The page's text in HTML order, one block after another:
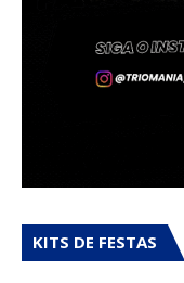
KITS DE FESTAS